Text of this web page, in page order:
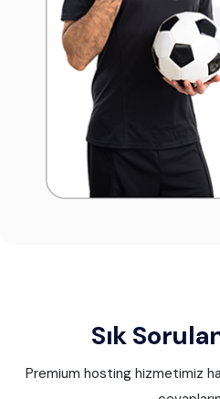
Sık
Premium hosting hizmetimiz